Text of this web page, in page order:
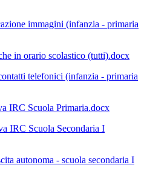
immagini (infanzia - primaria
in orario scolastico (tutti).docx
telefonici (infanzia - primaria
IRC Scuola Primaria.docx
IRC Scuola Secondaria I
autonoma - scuola secondaria I